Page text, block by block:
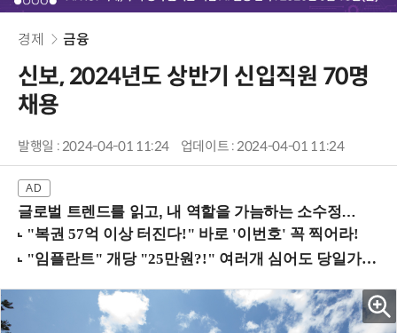
경제 금융
신보, 2024년도 상반기 신입직원 70명
채용
발행일 : 2024-04-01 11:24 업데이트 : 2024-04-01 11:24
글로벌 트렌드를 읽고, 내 역할을 가늠하는 소수정예 실습 워크숍 (8/28 신논현역)